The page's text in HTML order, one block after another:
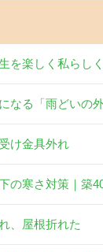
を楽しく私らし
なる「雨どいの
け金具外れ
の寒さ対策｜築
、屋根折れた